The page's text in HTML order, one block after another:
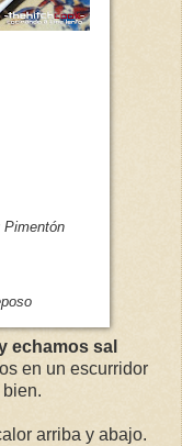
echamos sal
en un escurridor
arriba y abajo.